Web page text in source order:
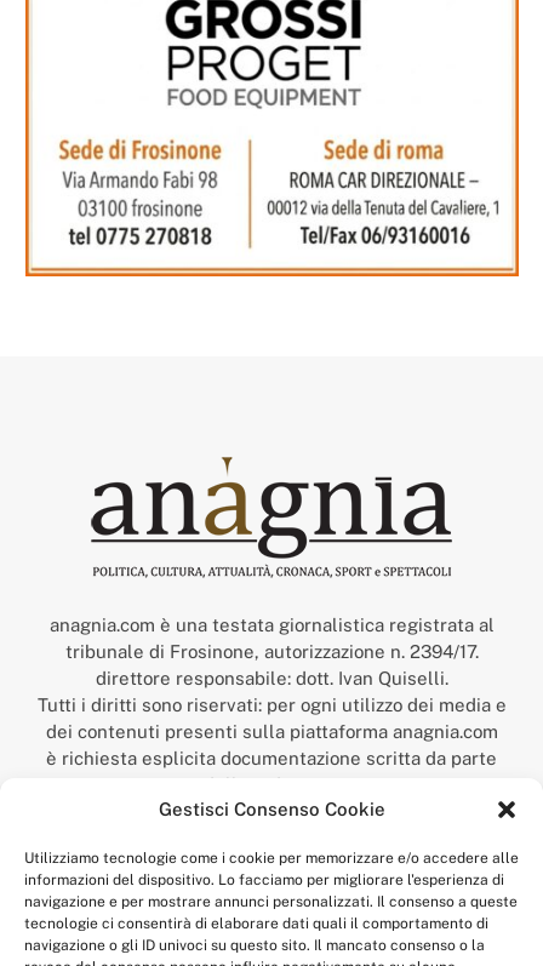
Gestisci Consenso Cookie
Utilizziamo tecnologie come i cookie per memorizzare e/o accedere alle
informazioni del dispositivo. Lo facciamo per migliorare l'esperienza di
navigazione e per mostrare annunci personalizzati. Il consenso a queste
tecnologie ci consentirà di elaborare dati quali il comportamento di
navigazione o gli ID univoci su questo sito. Il mancato consenso o la
anagnia.com è una testata giornalistica registrata al
tribunale di Frosinone, autorizzazione n. 2394/17.
direttore responsabile: dott. Ivan Quiselli.
Tutti i diritti sono riservati: per ogni utilizzo dei media e
dei contenuti presenti sulla piattaforma anagnia.com
è richiesta esplicita documentazione scritta da parte
della redazione.
“Anagnia” è un marchio registrato presso l’Ufficio Italiano
Economico,
num. registrazione: 302017000014044 del 9 febbraio 2017.
Per contatti:redazione@anagnia.com